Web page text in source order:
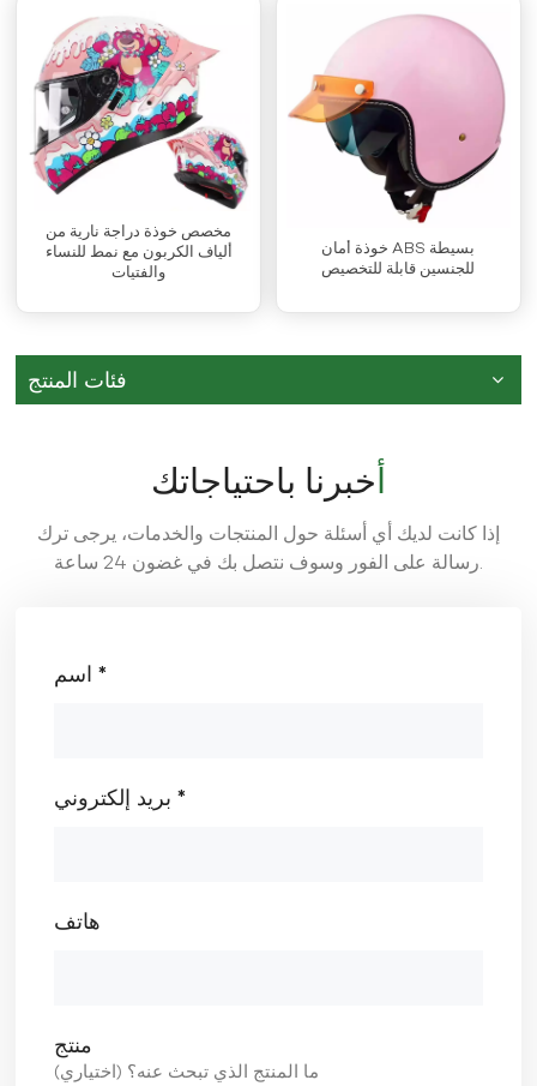
مخصص خوذة دراجة نارية من
ألياف الكربون مع نمط للنساء
والفتيات
خوذة أمان ABS بسيطة
للجنسين قابلة للتخصيص
فئات المنتج
أخبرنا باحتياجاتك
إذا كانت لديك أي أسئلة حول المنتجات والخدمات، يرجى ترك
رسالة على الفور وسوف نتصل بك في غضون 24 ساعة.
اسم *
بريد إلكتروني *
هاتف
منتج
ما المنتج الذي تبحث عنه؟ (اختياري)